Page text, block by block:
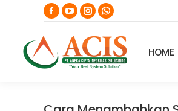
Facebook
page
opens
in
YouTube
page
opens
in
Instagram
page
opens
in
Whatsapp
page
opens
in
HOME